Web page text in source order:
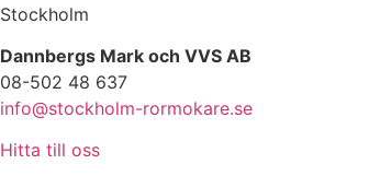
Stockholm
Dannbergs Mark och VVS AB
08-502 48 637
info@stockholm-rormokare.se
Hitta till oss